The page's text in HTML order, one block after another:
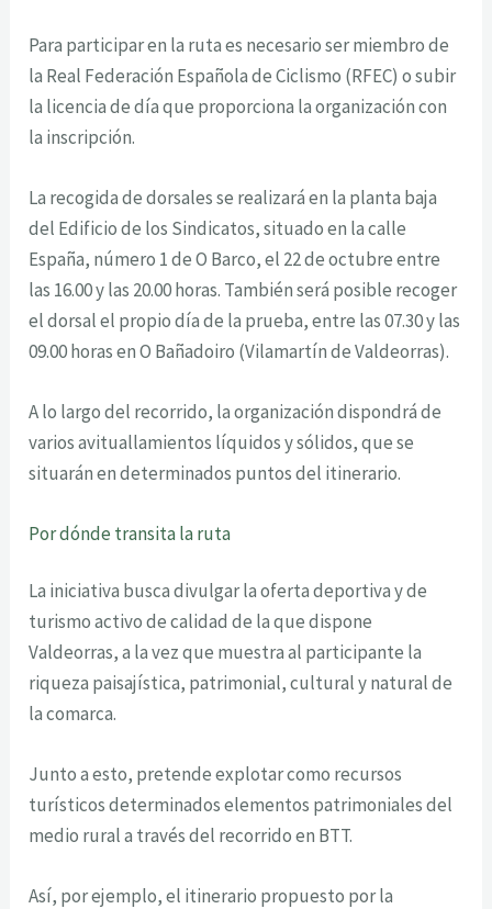
Para participar en la ruta es necesario ser miembro de
la Real Federación Española de Ciclismo (RFEC) o subir
la licencia de día que proporciona la organización con
la inscripción.
La recogida de dorsales se realizará en la planta baja
del Edificio de los Sindicatos, situado en la calle
España, número 1 de O Barco, el 22 de octubre entre
las 16.00 y las 20.00 horas. También será posible recoger
el dorsal el propio día de la prueba, entre las 07.30 y las
09.00 horas en O Bañadoiro (Vilamartín de Valdeorras).
A lo largo del recorrido, la organización dispondrá de
varios avituallamientos líquidos y sólidos, que se
situarán en determinados puntos del itinerario.
Pordónde transitalaruta
La iniciativa busca divulgar la oferta deportiva y de
turismo activo de calidad de la quedispone
Valdeorras, a la vez que muestra al participante la
riqueza paisajística, patrimonial, cultural y natural de
la comarca.
Junto a esto, pretende explotar como recursos
turísticos determinados elementos patrimoniales del
medio rural a través del recorrido en BTT.
Así, por ejemplo, el itinerario propuesto por la